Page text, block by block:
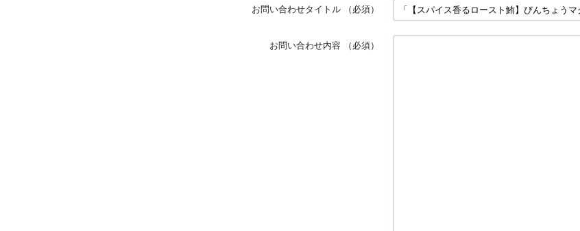
お問い合わせタイトル （必須）
お問い合わせ内容 （必須）